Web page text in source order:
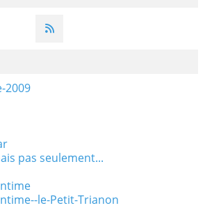
2009
pas seulement...
le-Petit-Trianon